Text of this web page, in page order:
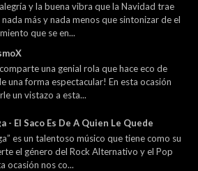
y la buena vibra que la Navidad trae
más y nada menos que sintonizar de el
que se en...
una genial rola que hace eco de
una forma espectacular! En esta ocasión
un vistazo a esta...
- El Saco Es De A Quien Le Quede
es un talentoso músico que tiene como su
el género del Rock Alternativo y el Pop
ocasión nos co...